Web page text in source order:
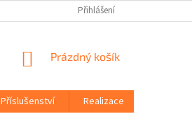
Přihlášení
NÁKUPNÍ
Prázdný košík
Příslušenství Realizace